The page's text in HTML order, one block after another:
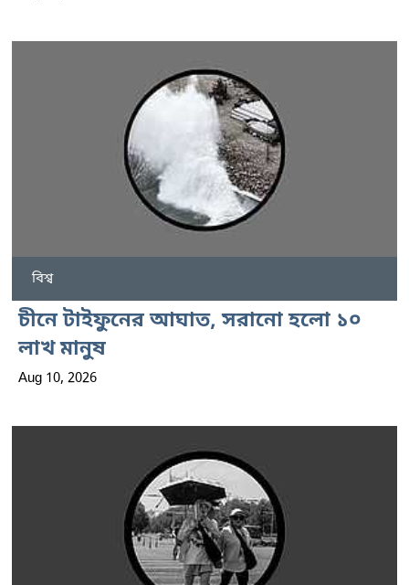
বিশ্ব
চীনে টাইফুনের আঘাত, সরানো হলো ১০
লাখ মানুষ
Aug 10, 2026